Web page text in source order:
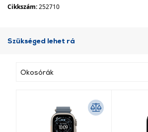
Cikkszám:252710
Szükséged lehet rá
Okosórák